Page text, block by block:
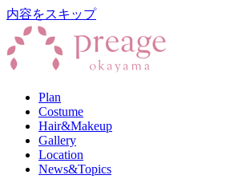
内容をスキップ
Plan
Costume
Hair&Makeup
Gallery
Location
News&Topics